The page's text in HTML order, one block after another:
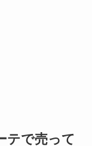
テで売って